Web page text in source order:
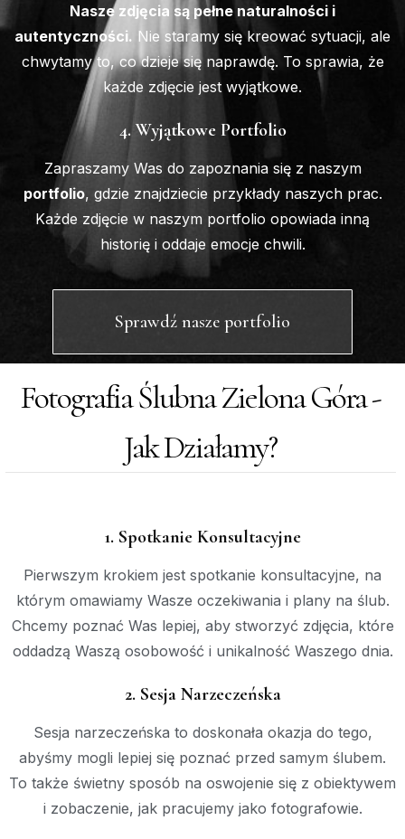
Nasze zdjęcia są pełne naturalności i
autentyczności. Nie staramy się kreować sytuacji, ale
chwytamy to, co dzieje się naprawdę. To sprawia, że
każde zdjęcie jest wyjątkowe.
4. Wyjątkowe Portfolio
Zapraszamy Was do zapoznania się z naszym
portfolio, gdzie znajdziecie przykłady naszych prac.
Każde zdjęcie w naszym portfolio opowiada inną
historię i oddaje emocje chwili.
Sprawdź nasze portfolio
Fotografia Ślubna Zielona Góra -
Jak Działamy?​
1. Spotkanie Konsultacyjne
Pierwszym krokiem jest spotkanie konsultacyjne, na
którym omawiamy Wasze oczekiwania i plany na ślub.
Chcemy poznać Was lepiej, aby stworzyć zdjęcia, które
oddadzą Waszą osobowość i unikalność Waszego dnia.
2. Sesja Narzeczeńska
Sesja narzeczeńska to doskonała okazja do tego,
abyśmy mogli lepiej się poznać przed samym ślubem.
To także świetny sposób na oswojenie się z obiektywem
i zobaczenie, jak pracujemy jako fotografowie.